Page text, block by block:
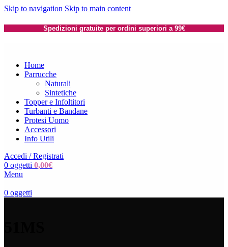
Skip to navigation Skip to main content
Spedizioni gratuite per ordini superiori a 99€
Home
Parrucche
Naturali
Sintetiche
Topper e Infoltitori
Turbanti e Bandane
Protesi Uomo
Accessori
Info Utili
Accedi / Registrati
0 oggetti 0,00€
Menu
0 oggetti